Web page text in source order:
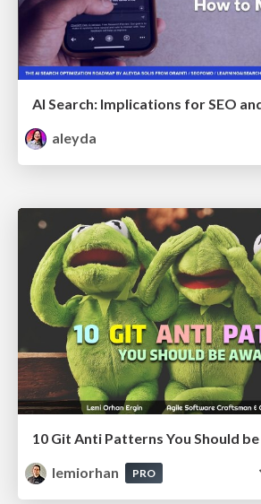
aleyda
10 Git Anti Patterns You Should
lemiorhan
PRO